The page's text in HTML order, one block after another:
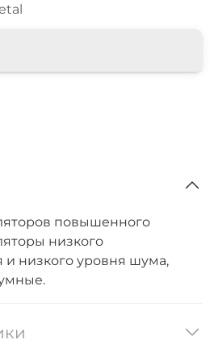
повышенного
низкого
и низкого уровня шума,